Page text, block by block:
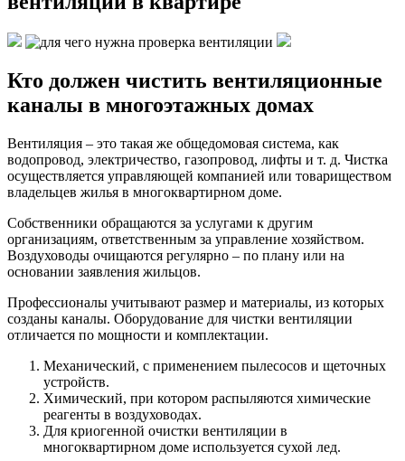
Кто должен чистить вентиляционные
каналы в многоэтажных домах
Вентиляция – это такая же общедомовая система, как
водопровод, электричество, газопровод, лифты и т. д. Чистка
осуществляется управляющей компанией или товариществом
владельцев жилья в многоквартирном доме.
Собственники обращаются за услугами к другим
организациям, ответственным за управление хозяйством.
Воздуховоды очищаются регулярно – по плану или на
основании заявления жильцов.
Профессионалы учитывают размер и материалы, из которых
созданы каналы. Оборудование для чистки вентиляции
отличается по мощности и комплектации.
Механический, с применением пылесосов и щеточных
устройств.
Химический, при котором распыляются химические
реагенты в воздуховодах.
Для криогенной очистки вентиляции в
многоквартирном доме используется сухой лед.